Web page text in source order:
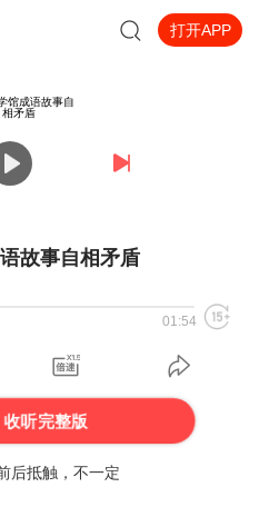
打开APP
故事自相矛盾
01:54
听完整版
后抵触，不一定